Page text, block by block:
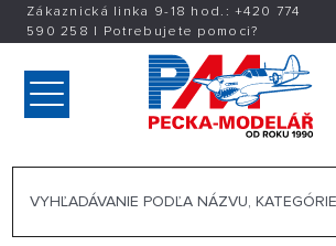
Zákaznická linka 9-18 hod.:+420 774
590 258 | Potrebujete pomoci?